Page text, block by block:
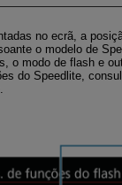
no ecrã, a
o modelo de
o modo de flash e
do Speedlite,